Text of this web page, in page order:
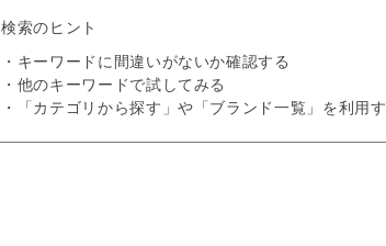
検索のヒント
・キーワードに間違いがないか確認する
・他のキーワードで試してみる
・「カテゴリから探す」や「ブランド一覧」を利用